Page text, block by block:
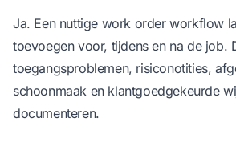
Ja. Een nuttige work order workflow
toevoegen voor, tijdens en na de job.
toegangsproblemen, risiconotities,
schoonmaak en klantgoedgekeurde
documenteren.